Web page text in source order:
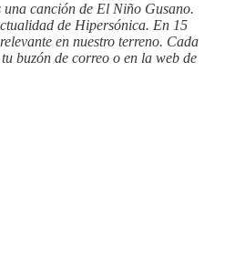
una canción de El Niño Gusano.
de Hipersónica. En 15
en nuestro terreno. Cada
buzón de correo o en la web de